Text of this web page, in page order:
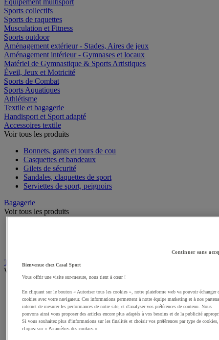
Sports collectifs
Sports de raquettes
Musculation et Fitness
Sports outdoor
Aménagement extérieur - Stades, Aires de jeux
Aménagement intérieur - Gymnases et locaux
Matériel de Gymnastique & Sports Artistiques
Éveil, Jeux et Motricité
Sports de Combat
Sports Aquatiques
Athlétisme
Textile et bagagerie
Handisport et Sport adapté
Accessoires textile
Voir tous les produits
Bonnets, gants et tours de cou
Casquettes et bandeaux
Gilets de sécurité
Sandales, claquettes de sport
Serviettes de sport, peignoirs
Bagagerie
Voir tous les produits
Textile Multisport
Voir tous les produits
Sous-vêtements sport
Premieres couches, sous-maillots
Débardeurs de sport
Survêtements
Maillots de sport
Continuer sans
Bienvenue chez Casal Sport
Vous offrir une visite sur-mesure, nous tient à cœur !
En cliquant sur le bouton « Autoriser tous les cookies », notre plateforme web va pouvoir échanger
cookies avec votre navigateur. Ces informations permettent à notre équipe marketing et à nos
internet de mesurer les performances de notre site, et d'analyser vos préférences de contenu. Nous
pouvons ainsi vous proposer des articles encore plus adaptés à vos besoins et de la publicité
Si vous souhaitez plus d'informations sur les finalités et choisir vos préférences par type de cookies,
cliquez sur « Paramètres des cookies ».